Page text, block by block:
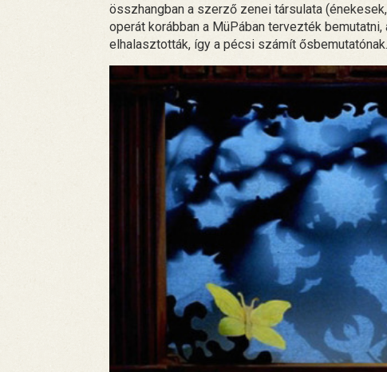
összhangban a szerző zenei társulata
operát korábban a MüPában tervezték
elhalasztották, így a pécsi számít ősbemutatónak.